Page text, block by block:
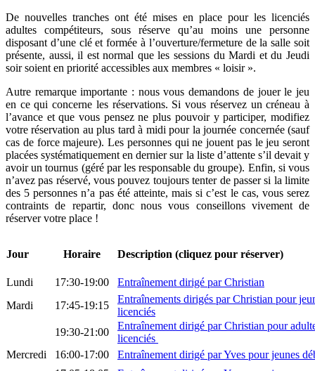
De nouvelles tranches ont été mises en place pour les licenciés
adultes compétiteurs, sous réserve qu’au moins une personne
disposant d’une clé et formée à l’ouverture/fermeture de la salle soit
présente, aussi, il est normal que les sessions du Mardi et du Jeudi
soir soient en priorité accessibles aux membres « loisir ».
Autre remarque importante : nous vous demandons de jouer le jeu
en ce qui concerne les réservations. Si vous réservez un créneau à
l’avance et que vous pensez ne plus pouvoir y participer, modifiez
votre réservation au plus tard à midi pour la journée concernée (sauf
cas de force majeure). Les personnes qui ne jouent pas le jeu seront
placées systématiquement en dernier sur la liste d’attente s’il devait y
avoir un tournus (géré par les responsable du groupe). Enfin, si vous
n’avez pas réservé, vous pouvez toujours tenter de passer si la limite
des 5 personnes n’a pas été atteinte, mais si c’est le cas, vous serez
contraints de repartir, donc nous vous conseillons vivement de
réserver votre place !
Jour Horaire Description (cliquez pour réserver)
Lundi 17:30-19:00
Entraînement dirigé par Christian
Mardi
17:45-19:15
Entraînements dirigés par Christian pour
licenciés
19:30-21:00
Entraînement dirigé par Christian pour
licenciés
Mercredi
16:00-17:00
Entraînement dirigé par Yves pour jeunes